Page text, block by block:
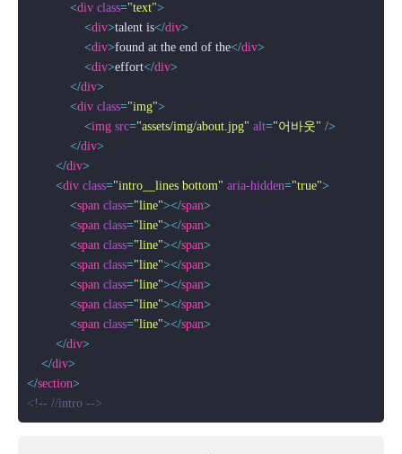
<div class="text">
<div>talent is</div>
<div>found at the end of the</div>
<div>effort</div>
</div>
<div class="img">
<img src="assets/img/about.jpg" alt="어바웃" />
</div>
</div>
<div class="intro__lines bottom" aria-hidden="true">
<span class="line"></span>
<span class="line"></span>
<span class="line"></span>
<span class="line"></span>
<span class="line"></span>
<span class="line"></span>
<span class="line"></span>
</div>
</div>
</section>
<!-- //intro -->